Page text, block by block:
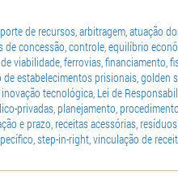
de recursos,arbitragem,atuação
de concessão,controle,equilíbrio
viabilidade,ferrovias,financiamento,
de estabelecimentos prisionais,golden
inovação tecnológica, Lei de
privadas, planejamento,
e prazo, receitas acessórias,
,step-in-right,vinculação de